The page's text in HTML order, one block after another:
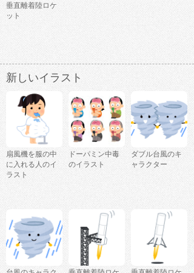
垂直離着陸ロケ
ット
新しいイラスト
扇風機を服の中
に入れる人のイ
ラスト
ドーパミン中毒
のイラスト
ダブル台風のキ
ャラクター